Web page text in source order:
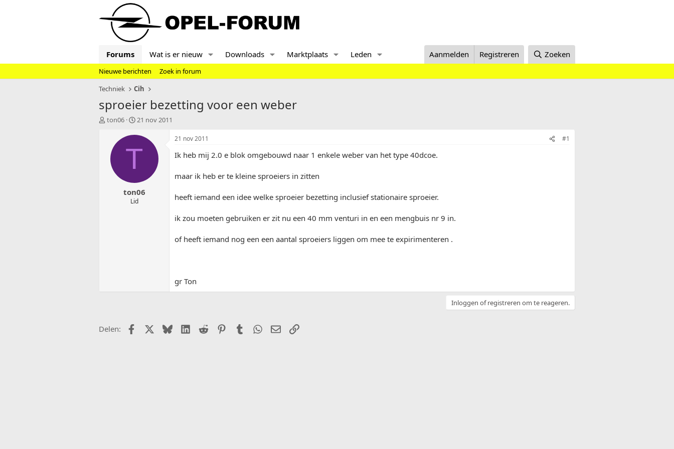
Forums Wat is er nieuw Downloads Marktplaats Leden Aanmelden Registreren Zoeken
Nieuwe berichten
Zoek in forum
Techniek
Cih
sproeier bezetting voor een weber
T
ton06
S
a
t
u
m
21 nov 2011
T
ton06
Lid
21 nov 2011 #1
Ik heb mij 2.0 e blok omgebouwd naar 1 enkele weber van het type 40dcoe.
maar ik heb er te kleine sproeiers in zitten
heeft iemand een idee welke sproeier bezetting inclusief stationaire sproeier.
ik zou moeten gebruiken er zit nu een 40 mm venturi in en een mengbuis nr 9 in.
of heeft iemand nog een een aantal sproeiers liggen om mee te expirimenteren .
gr Ton
Inloggen of registreren om te reageren.
Delen: FacebookX (Twitter)
BlueskyLinkedIn
Reddit PinterestTumblr WhatsApp
E-mailLink